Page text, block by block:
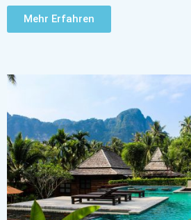
Mehr Erfahren